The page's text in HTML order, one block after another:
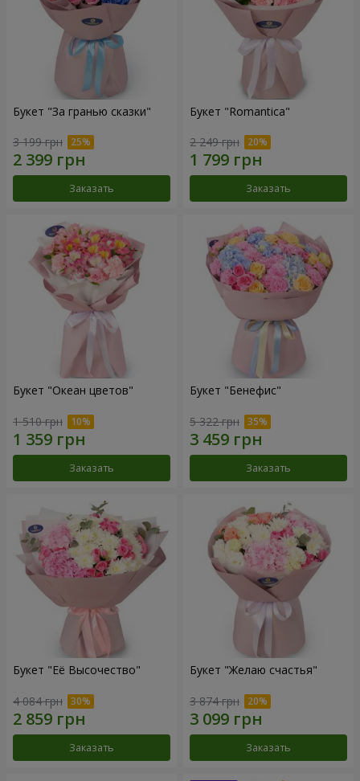
Букет "За гранью сказки"
3 199 грн
Заказать
Букет "Romantica"
2 249 грн
Заказать
Букет "Океан цветов"
1 510 грн
Заказать
Букет "Бенефис"
5 322 грн
Заказать
Букет "Её Высочество"
4 084 грн
Заказать
Букет "Желаю счастья"
3 874 грн
Заказать